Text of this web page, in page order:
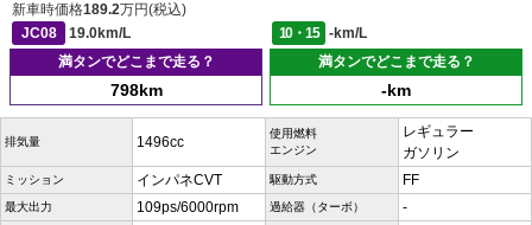
新車時価格189.2万円(税込)
JC08
19.0km/L 10・15
-km/L
満タンでどこまで走る？
798km
満タンでどこまで走る？
-km
排気量 1496cc
使用燃料
エンジン
レギュラー
ガソリン
ミッション インパネCVT 駆動方式 FF
最大出力 109ps/6000rpm 過給器（ターボ） -